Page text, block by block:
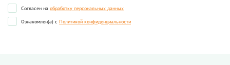
Согласен на обработку персональных данных
Ознакомлен(а) с Политикой конфиденциальности